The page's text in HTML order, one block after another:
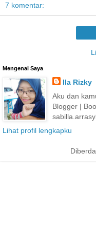
7 komentar:
Mengenai Saya
Ila Rizky
Aku dan
Blogger |
Lihat profil lengkapku